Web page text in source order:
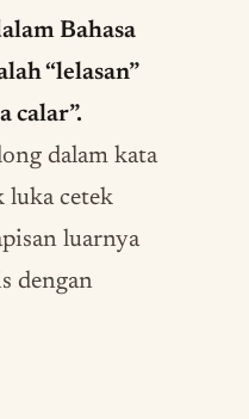
Bahasa
“lelasan”
calar”.
dalam kata
luka cetek
luarnya
dengan